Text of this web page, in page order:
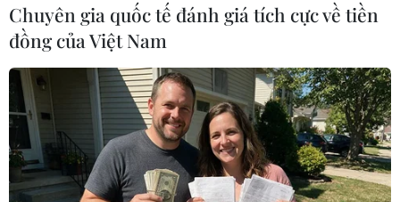
TIN LIÊN QUAN
Chuyên gia quốc tế đánh giá tích cực về tiền
đồng của Việt Nam